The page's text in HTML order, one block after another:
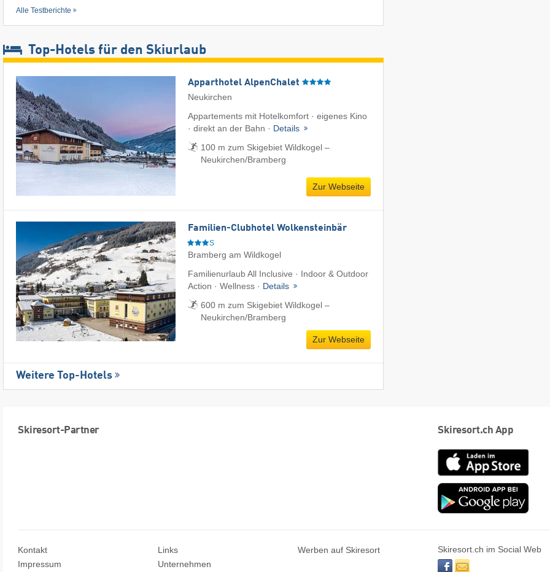
Alle Testberichte
Top-Hotels für den Skiurlaub
Apparthotel AlpenChalet
Neukirchen
Appartements mit Hotelkomfort · eigenes Kino
· direkt an der Bahn · Details
100 m zum Skigebiet Wildkogel –
Neukirchen/​Bramberg
Zur Webseite
Familien-Clubhotel Wolkensteinbär
S
Bramberg am Wildkogel
Familienurlaub All Inclusive · Indoor & Outdoor
Action · Wellness · Details
600 m zum Skigebiet Wildkogel –
Neukirchen/​Bramberg
Zur Webseite
Weitere Top-Hotels
Skiresort-Partner Skiresort.ch App
App
Store
Kontakt
Impressum
Links
Unternehmen
Werben auf Skiresort
Skiresort.ch im Social Web
facebooknewsletter